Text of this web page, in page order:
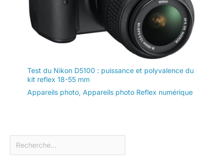
Test du Nikon D5100 : puissance et polyvalence du
kit reflex 18-55 mm
Appareils photo, Appareils photo Reflex numérique